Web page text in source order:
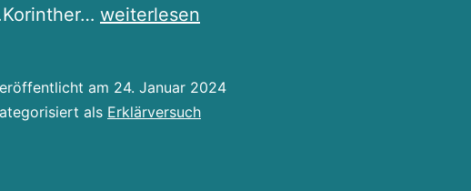
Liebe
weiterlesen
am 24. Januar 2024
als Erklärversuch